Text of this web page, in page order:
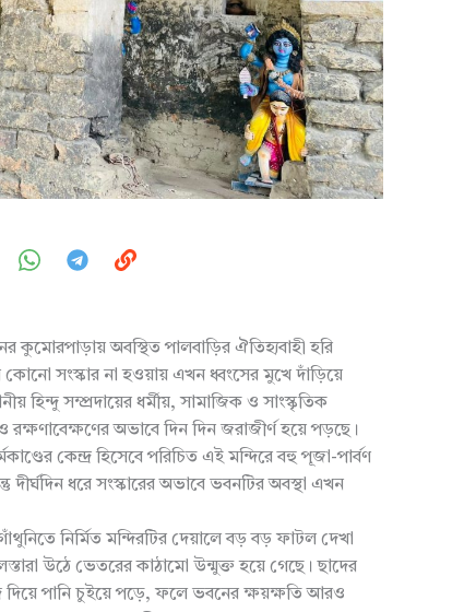
কুমোরপাড়ায় অবস্থিত পালবাড়ির ঐতিহ্যবাহী হরি
কোনো সংস্কার না হওয়ায় এখন ধ্বংসের মুখে দাঁড়িয়ে
হিন্দু সম্প্রদায়ের ধর্মীয়, সামাজিক ও সাংস্কৃতিক
অভাবে দিন দিন জরাজীর্ণ হয়ে পড়ছে।
কেন্দ্র হিসেবে পরিচিত এই মন্দিরে বহু পূজা-পার্বণ
দীর্ঘদিন ধরে সংস্কারের অভাবে ভবনটির অবস্থা এখন
নির্মিত মন্দিরটির দেয়ালে বড় বড় ফাটল দেখা
উঠে ভেতরের কাঠামো উন্মুক্ত হয়ে গেছে। ছাদের
দিয়ে পানি চুইয়ে পড়ে, ফলে ভবনের ক্ষয়ক্ষতি আরও